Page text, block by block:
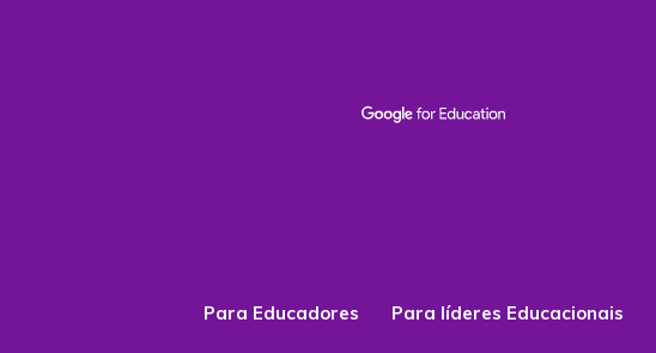
Para Educadores Para líderes Educacionais